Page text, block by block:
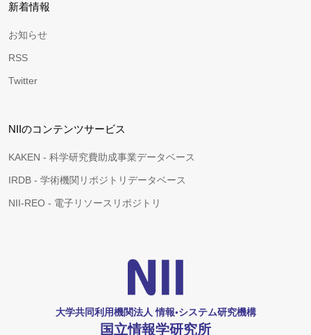
新着情報
お知らせ
RSS
Twitter
NIIのコンテンツサービス
KAKEN - 科学研究費助成事業データベース
IRDB - 学術機関リポジトリデータベース
NII-REO - 電子リソースリポジトリ
大学共同利用機関法人 情報•システム研究機構
国立情報学研究所